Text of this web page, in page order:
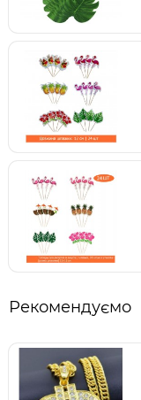
Рекомендуємо